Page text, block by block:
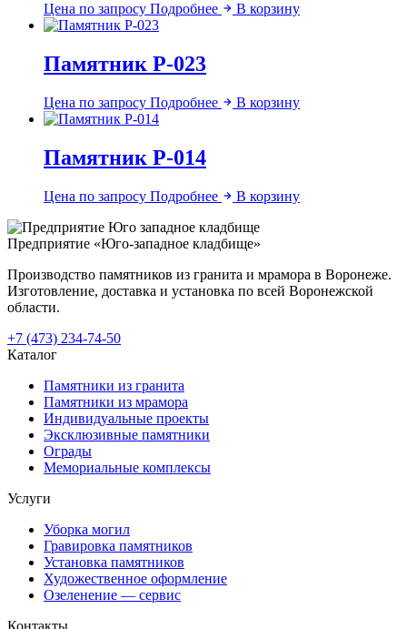
Цена по запросу Подробнее В корзину
Памятник Р-023
Цена по запросу Подробнее В корзину
Памятник Р-014
Цена по запросу Подробнее В корзину
Предприятие «Юго-западное кладбище»
Производство памятников из гранита и мрамора в Воронеже.
Изготовление, доставка и установка по всей Воронежской
области.
+7 (473) 234-74-50
Каталог
Памятники из гранита
Памятники из мрамора
Индивидуальные проекты
Эксклюзивные памятники
Ограды
Мемориальные комплексы
Услуги
Уборка могил
Гравировка памятников
Установка памятников
Художественное оформление
Озеленение — сервис
Контакты